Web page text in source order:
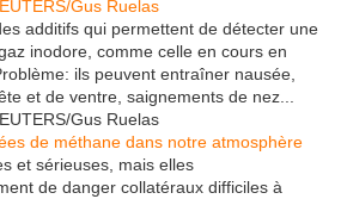
additifs qui permettent de détecter une
inodore, comme celle en cours en
ils peuvent entraîner nausée,
et de ventre, saignements de nez...
Gus Ruelas
de méthane dans notre atmosphère
et sérieuses, mais elles
de danger collatéraux difficiles à